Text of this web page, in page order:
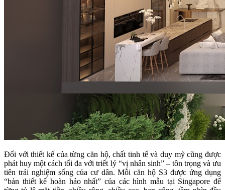
Đối với thiết kế của từng căn hộ, chất tinh tế và duy mỹ cũng được
phát huy một cách tối đa với triết lý “vị nhân sinh” – tôn trọng và ưu
tiên trải nghiệm sống của cư dân. Mỗi căn hộ S3 được ứng dụng
“bản thiết kế hoàn hảo nhất” của các hình mẫu tại Singapore để